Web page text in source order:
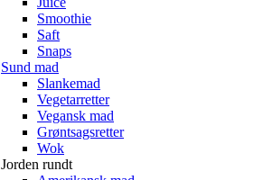
Smoothie
Saft
Snaps
Sund mad
Slankemad
Vegetarretter
Vegansk mad
Grøntsagsretter
Wok
Jorden rundt